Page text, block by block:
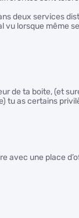
deux services
vu lorsque même
de ta boite, (et
tu as certains
avec une place